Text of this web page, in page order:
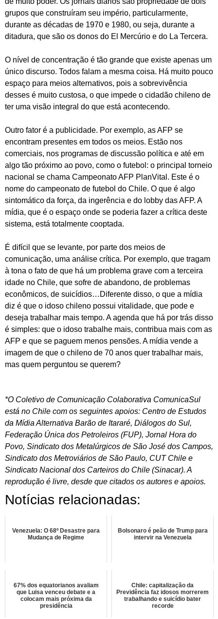
grupos que construíram seu império, particularmente,
durante as décadas de 1970 e 1980, ou seja, durante a
ditadura, que são os donos do El Mercúrio e do La Tercera.
O nível de concentração é tão grande que existe apenas um
único discurso. Todos falam a mesma coisa. Há muito pouco
espaço para meios alternativos, pois a sobrevivência
desses é muito custosa, o que impede o cidadão chileno de
ter uma visão integral do que está acontecendo.
Outro fator é a publicidade. Por exemplo, as AFP se
encontram presentes em todos os meios. Estão nos
comerciais, nos programas de discussão política e até em
algo tão próximo ao povo, como o futebol: o principal torneio
nacional se chama Campeonato AFP PlanVital. Este é o
nome do campeonato de futebol do Chile. O que é algo
sintomático da força, da ingerência e do lobby das AFP. A
mídia, que é o espaço onde se poderia fazer a crítica deste
sistema, está totalmente cooptada.
É difícil que se levante, por parte dos meios de
comunicação, uma análise crítica. Por exemplo, que tragam
à tona o fato de que há um problema grave com a terceira
idade no Chile, que sofre de abandono, de problemas
econômicos, de suicídios…Diferente disso, o que a mídia
diz é que o idoso chileno possui vitalidade, que pode e
deseja trabalhar mais tempo. A agenda que há por trás disso
é simples: que o idoso trabalhe mais, contribua mais com as
AFP e que se paguem menos pensões. A mídia vende a
imagem de que o chileno de 70 anos quer trabalhar mais,
mas quem perguntou se querem?
*O Coletivo de Comunicação Colaborativa ComunicaSul
está no Chile com os seguintes apoios: Centro de Estudos
da Mídia Alternativa Barão de Itararé, Diálogos do Sul,
Federação Única dos Petroleiros (FUP), Jornal Hora do
Povo, Sindicato dos Metalúrgicos de São José dos Campos,
Sindicato dos Metroviários de São Paulo, CUT Chile e
Sindicato Nacional dos Carteiros do Chile (Sinacar). A
reprodução é livre, desde que citados os autores e apoios.
Notícias relacionadas:
Venezuela: O 68º Desastre para
Mudança de Regime
Bolsonaro é peão de Trump para
intervir na Venezuela
67% dos equatorianos avaliam
que Luisa venceu debate e a
colocam mais próxima da
presidência
Chile: capitalização da
Previdência faz idosos morrerem
trabalhando e suicídio bater
recorde